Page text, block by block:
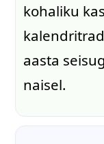
kohaliku
aasta
naisel.